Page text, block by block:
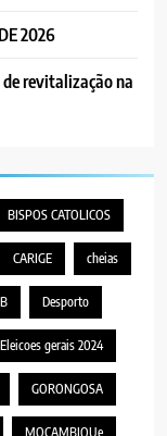
2026
revitalização na
BISPOS CATOLICOS
CARIGE cheias
Desporto
Eleicoes gerais 2024
GORONGOSA
MOÇAMBIQUe